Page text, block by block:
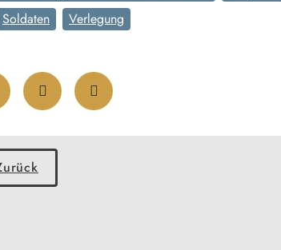
Soldaten Verlegung